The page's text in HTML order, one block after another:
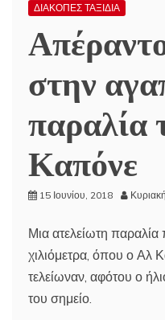
ΔΙΑΚΟΠΕΣ ΤΑΞΙΔΙΑ
στην
παραλία
Καπόνε
15 Ιουνίου, 2018
Μια ατελείωτη παραλία
χιλιόμετρα, όπου ο Αλ
τελείωναν, αφότου ο
του σημείο.